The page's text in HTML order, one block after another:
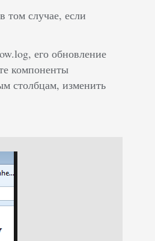
том случае, если
его обновление
компоненты
столбцам, изменить